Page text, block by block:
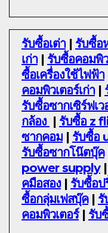
รับซื้อเต่า| รับซื้อ
เก่า| รับซื้อคอมพิ
ซื้อเครื่องใช้ไฟฟ้า
คอมพิวเตอร์เก่า|
รับซื้อซากเซิร์ฟเว
กล้อง | รับซื้อ z
ซากคอม | รับซื้อ
รับซื้อซากโน๊ตบุ๊ค
power supply|
คมือสอง| รับซื้อป
ซื้อกลุ่มเฟสบุ๊ค| รั
คอมพิวเตอร์| รับ